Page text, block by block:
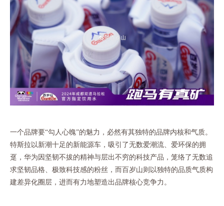
一个品牌要“勾人心魄”的魅力，必然有其独特的品牌内核和气质。
特斯拉以新潮十足的新能源车，吸引了无数爱潮流、爱环保的拥
趸，华为因坚韧不拔的精神与层出不穷的科技产品，笼络了无数追
求坚韧品格、极致科技感的粉丝，而百岁山则以独特的品质气质构
建差异化圈层，进而有力地塑造出品牌核心竞争力。